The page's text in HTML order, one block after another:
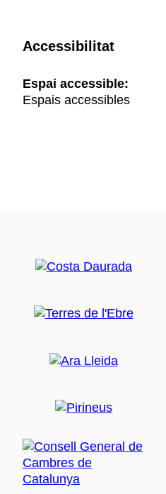
Accessibilitat
Espai accessible:
Espais accessibles